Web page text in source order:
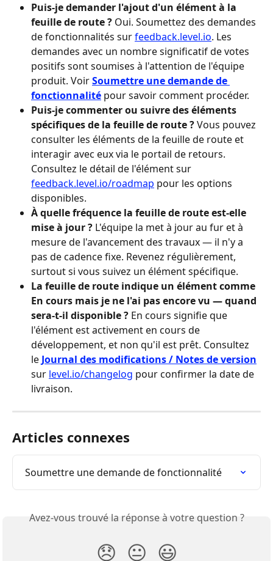
Puis-je demander l'ajout d'un élément à la
feuille de route ? Oui. Soumettez des demandes
de fonctionnalités sur feedback.level.io. Les
demandes avec un nombre significatif de votes
positifs sont soumises à l'attention de l'équipe
produit. Voir Soumettre une demande de
fonctionnalité pour savoir comment procéder.
Puis-je commenter ou suivre des éléments
spécifiques de la feuille de route ? Vous pouvez
consulter les éléments de la feuille de route et
interagir avec eux via le portail de retours.
Consultez le détail de l'élément sur
feedback.level.io/roadmap pour les options
disponibles.
À quelle fréquence la feuille de route est-elle
mise à jour ? L'équipe la met à jour au fur et à
mesure de l'avancement des travaux — il n'y a
pas de cadence fixe. Revenez régulièrement,
surtout si vous suivez un élément spécifique.
La feuille de route indique un élément comme
En cours mais je ne l'ai pas encore vu — quand
sera-t-il disponible ? En cours signifie que
l'élément est activement en cours de
développement, et non qu'il est prêt. Consultez
le Journal des modifications / Notes de version
sur level.io/changelog pour confirmer la date de
livraison.
Articles connexes
Soumettre une demande de fonctionnalité
Avez-vous trouvé la réponse à votre question ?
😞 😐 😃